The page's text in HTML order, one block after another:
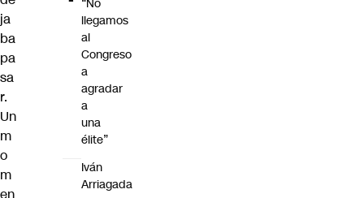
ja
ba
pa
sa
r.
Un
m
o
m
en
“No
llegamos
al
Congreso
a
agradar
a
una
élite”
Iván
Arriagada